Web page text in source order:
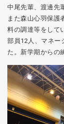
中尾先輩、渡邊先
また森山心羽保護
料の調達等をして
部員12人、マネー
た。新学期からの